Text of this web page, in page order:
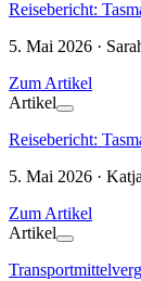
Reisebericht:
5. Mai 2026 ·
Zum Artikel
Artikel
Reisebericht:
5. Mai 2026 ·
Zum Artikel
Artikel